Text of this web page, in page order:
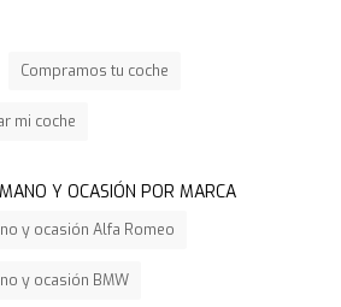
Compramos tu coche
mi coche
Y OCASIÓN POR MARCA
y ocasión Alfa Romeo
y ocasión BMW